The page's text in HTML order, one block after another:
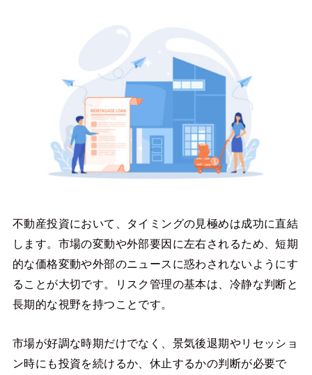
不動産投資において、タイミングの見極めは成功に直結
します。市場の変動や外部要因に左右されるため、短期
的な価格変動や外部のニュースに惑わされないようにす
ることが大切です。リスク管理の基本は、冷静な判断と
長期的な視野を持つことです。
市場が好調な時期だけでなく、景気後退期やリセッショ
ン時にも投資を続けるか、休止するかの判断が必要で